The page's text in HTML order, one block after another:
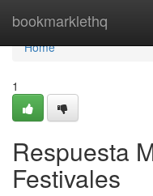
bookmarklethq
Home
Home
1
Respuesta
Festivales